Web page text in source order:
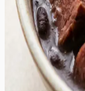
apelsiniviilud
tsitruselise
rammusust.
erilist ja
lauda ootama.